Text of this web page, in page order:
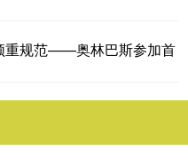
重规范——奥林巴斯参加首